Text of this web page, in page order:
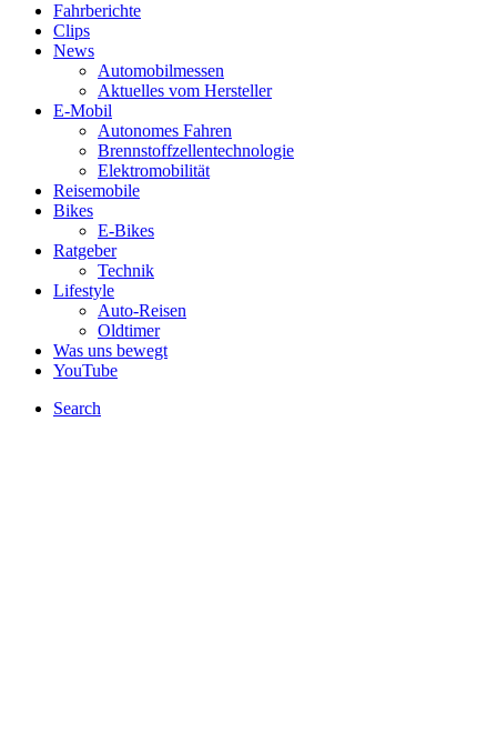
Fahrberichte
Clips
News
Automobilmessen
Aktuelles vom Hersteller
E-Mobil
Autonomes Fahren
Brennstoffzellentechnologie
Elektromobilität
Reisemobile
Bikes
E-Bikes
Ratgeber
Technik
Lifestyle
Auto-Reisen
Oldtimer
Was uns bewegt
YouTube
Search